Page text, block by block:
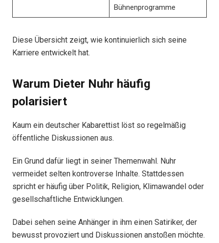
Bühnenprogramme
Diese Übersicht zeigt, wie kontinuierlich sich seine
Karriere entwickelt hat.
Warum Dieter Nuhr häufig
polarisiert
Kaum ein deutscher Kabarettist löst so regelmäßig
öffentliche Diskussionen aus.
Ein Grund dafür liegt in seiner Themenwahl. Nuhr
vermeidet selten kontroverse Inhalte. Stattdessen
spricht er häufig über Politik, Religion, Klimawandel oder
gesellschaftliche Entwicklungen.
Dabei sehen seine Anhänger in ihm einen Satiriker, der
bewusst provoziert und Diskussionen anstoßen möchte.